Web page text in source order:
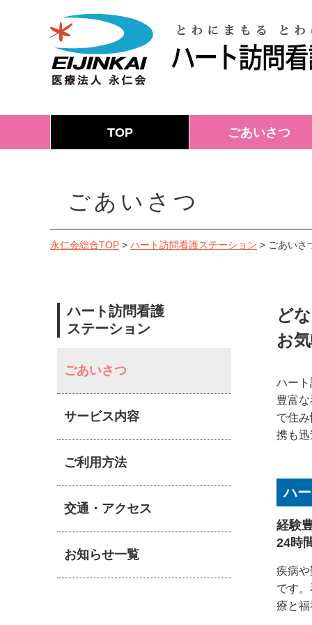
TOP ごあいさつ
ごあいさつ
永仁会総合TOP > ハート訪問看護ステーション > ごあいさ
ハート訪問看護
ステーション
ごあいさつ
サービス内容
ご利用方法
交通・アクセス
お知らせ一覧
ど
お
ハー
豊富
で住
携も
ハ
経験
24時
疾病
です
療と